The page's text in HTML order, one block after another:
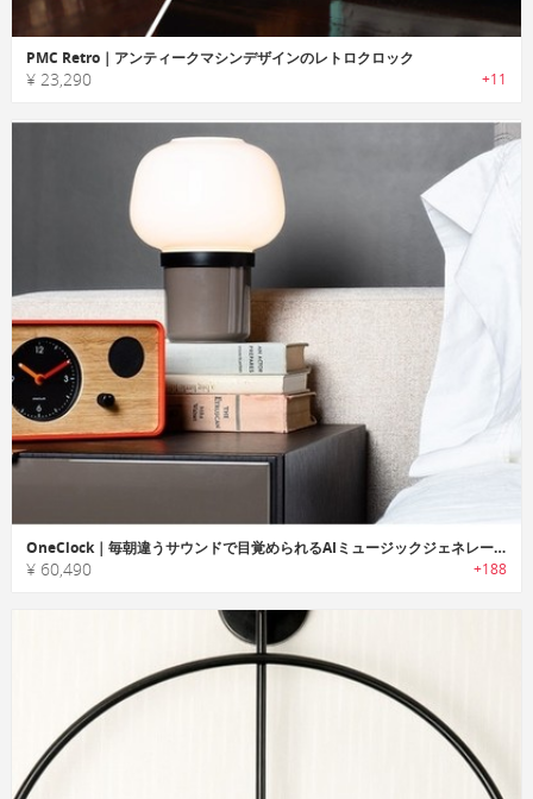
PMC Retro｜アンティークマシンデザインのレトロクロック
¥ 23,290 +11
OneClock｜毎朝違うサウンドで目覚められるAIミュージックジェネレーター搭載スマートアラーム「ワンクロック」
¥ 60,490 +188